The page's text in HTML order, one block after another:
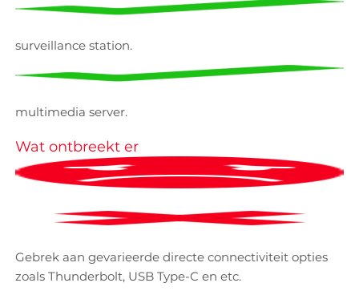
surveillance station.
multimedia server.
Wat ontbreekt er
Gebrek aan gevarieerde directe connectiviteit opties
zoals Thunderbolt, USB Type-C en etc.